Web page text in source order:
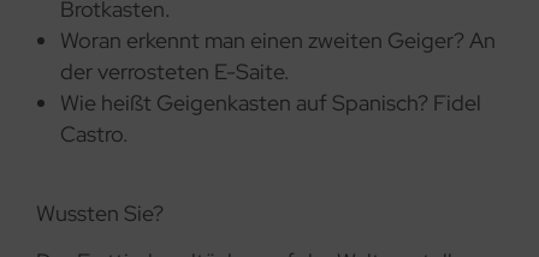
Brotkasten.
Woran erkennt man einen zweiten Geiger? An
der verrosteten E-Saite.
Wie heißt Geigenkasten auf Spanisch? Fidel
Castro.
Wussten Sie?